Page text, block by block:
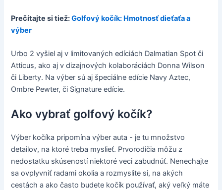
Prečítajte si tiež:Golfový kočík: Hmotnosť dieťaťa a
výber
Urbo 2 vyšiel aj v limitovaných edíciách Dalmatian Spot či
Atticus, ako aj v dizajnových kolaboráciách Donna Wilson
či Liberty. Na výber sú aj špeciálne edície Navy Aztec,
Ombre Pewter, či Signature edície.
Ako vybrať golfový kočík?
Výber kočíka pripomína výber auta - je tu množstvo
detailov, na ktoré treba myslieť. Prvorodičia môžu z
nedostatku skúseností niektoré veci zabudnúť. Nenechajte
sa ovplyvniť radami okolia a rozmyslite si, na akých
cestách a ako často budete kočík používať, aký veľký máte